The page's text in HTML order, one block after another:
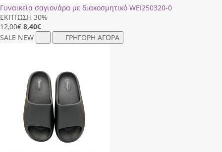
Γυναικεία σαγιονάρα με διακοσμητικό WΕΙ250320-0
ΕΚΠΤΩΣΗ 30%
12,00€ 8,40€
SALE NEW ΓΡΗΓΟΡΗ ΑΓΟΡΑ